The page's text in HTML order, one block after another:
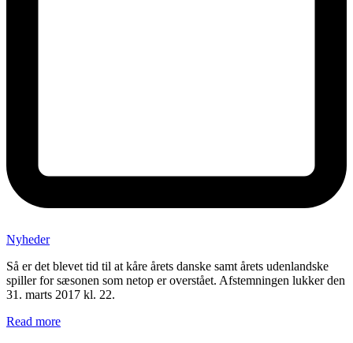
Nyheder
Så er det blevet tid til at kåre årets danske samt årets udenlandske
spiller for sæsonen som netop er overstået. Afstemningen lukker den
31. marts 2017 kl. 22.
Read more